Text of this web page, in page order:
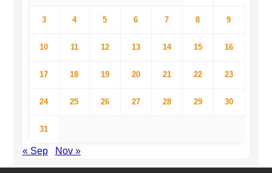
3 4 5 6 7 8 9
10 11 12 13 14 15 16
17 18 19 20 21 22 23
24 25 26 27 28 29 30
31
« Sep Nov »